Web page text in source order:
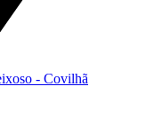
- Covilhã